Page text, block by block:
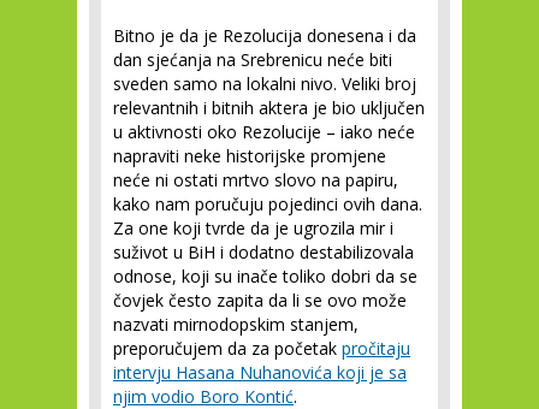
Bitno je da je Rezolucija donesena i da
dan sjećanja na Srebrenicu neće biti
sveden samo na lokalni nivo. Veliki broj
relevantnih i bitnih aktera je bio uključen
u aktivnosti oko Rezolucije – iako neće
napraviti neke historijske promjene
neće ni ostati mrtvo slovo na papiru,
kako nam poručuju pojedinci ovih dana.
Za one koji tvrde da je ugrozila mir i
suživot u BiH i dodatno destabilizovala
odnose, koji su inače toliko dobri da se
čovjek često zapita da li se ovo može
nazvati mirnodopskim stanjem,
preporučujem da za početak pročitaju
intervju Hasana Nuhanovića koji je sa
njim vodio Boro Kontić.